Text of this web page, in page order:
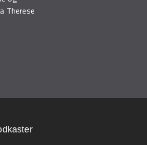
Therese